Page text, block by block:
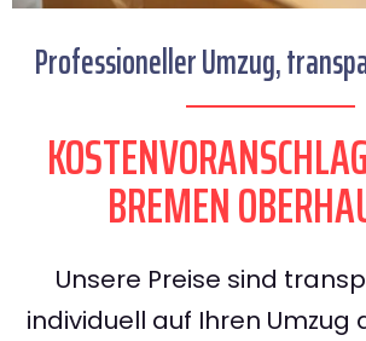
Professioneller Umzug,
BREMEN
Unsere Preise sind
individuell auf Ihren